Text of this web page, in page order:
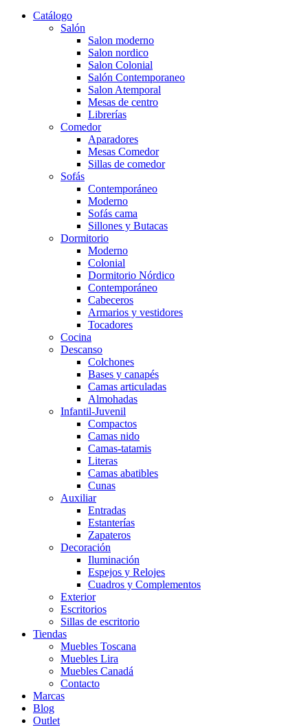
Catálogo
Salón
Salon moderno
Salon nordico
Salon Colonial
Salón Contemporaneo
Salon Atemporal
Mesas de centro
Librerías
Comedor
Aparadores
Mesas Comedor
Sillas de comedor
Sofás
Contemporáneo
Moderno
Sofás cama
Sillones y Butacas
Dormitorio
Moderno
Colonial
Dormitorio Nórdico
Contemporáneo
Cabeceros
Armarios y vestidores
Tocadores
Cocina
Descanso
Colchones
Bases y canapés
Camas articuladas
Almohadas
Infantil-Juvenil
Compactos
Camas nido
Camas-tatamis
Literas
Camas abatibles
Cunas
Auxiliar
Entradas
Estanterías
Zapateros
Decoración
Iluminación
Espejos y Relojes
Cuadros y Complementos
Exterior
Escritorios
Sillas de escritorio
Tiendas
Muebles Toscana
Muebles Lira
Muebles Canadá
Contacto
Marcas
Blog
Outlet